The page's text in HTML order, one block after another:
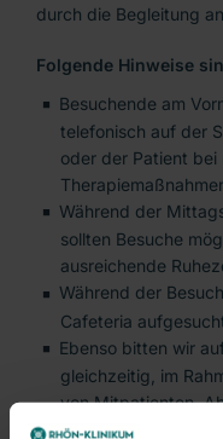
durch die Begleitung
Folgende Hinweise
Besuchende am
telefonisch auf der
oder der Patient
Während der
sollten Besuche
ausreichende
Während der
Cafeteria
Ebenso bitten wir
gleichzeitig, im
von Mitpatienten,